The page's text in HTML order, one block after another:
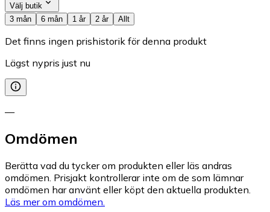
Välj butik
3 mån
6 mån 1 år 2 år Allt
Det finns ingen prishistorik för denna produkt
Lägst nypris just nu
—
Omdömen
Berätta vad du tycker om produkten eller läs andras
omdömen. Prisjakt kontrollerar inte om de som lämnar
omdömen har använt eller köpt den aktuella produkten.
Läs mer om omdömen.